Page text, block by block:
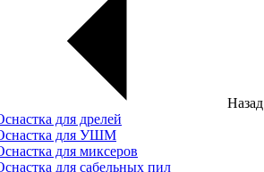
Назад
для дрелей
для УШМ
для миксеров
для сабельных пил